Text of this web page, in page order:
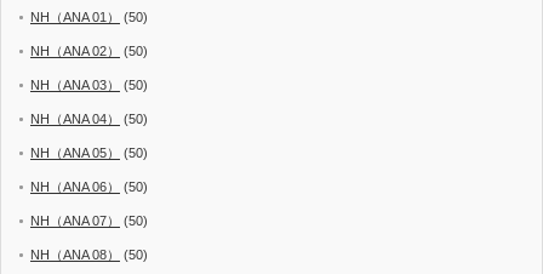
NH（ANA 01） (50)
NH（ANA 02） (50)
NH（ANA 03） (50)
NH（ANA 04） (50)
NH（ANA 05） (50)
NH（ANA 06） (50)
NH（ANA 07） (50)
NH（ANA 08） (50)